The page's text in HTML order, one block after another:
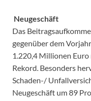
Neugeschäft
Das
gegenüber dem
1.220,4 Millionen
Rekord. Besonders
Schaden-/
Neugeschäft um 89